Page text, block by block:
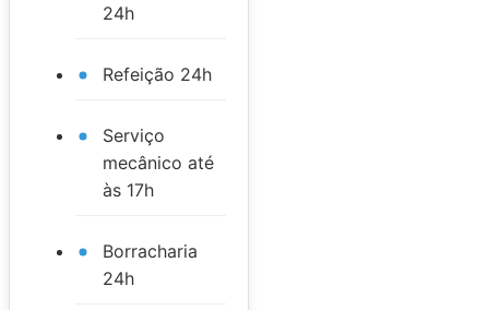
24h
Refeição 24h
Serviço
mecânico até
às 17h
Borracharia
24h